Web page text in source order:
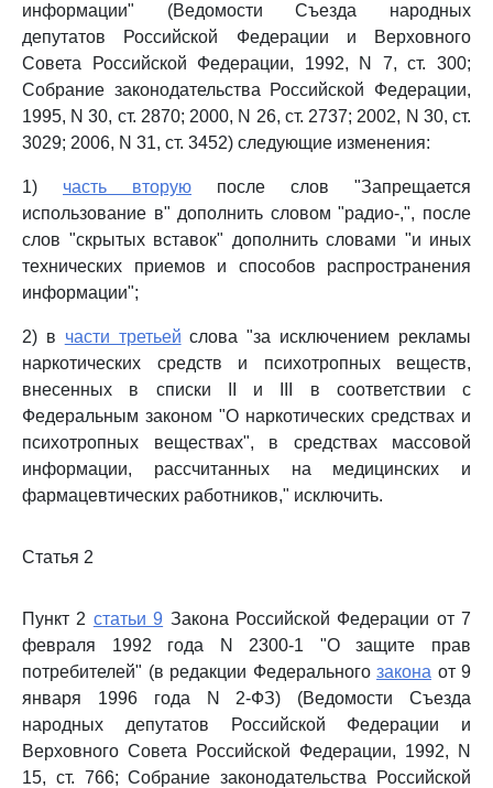
информации" (Ведомости Съезда народных
депутатов Российской Федерации и Верховного
Совета Российской Федерации, 1992, N 7, ст. 300;
Собрание законодательства Российской Федерации,
1995, N 30, ст. 2870; 2000, N 26, ст. 2737; 2002, N 30, ст.
3029; 2006, N 31, ст. 3452) следующие изменения:
1) часть вторую после слов "Запрещается
использование в" дополнить словом "радио-,", после
слов "скрытых вставок" дополнить словами "и иных
технических приемов и способов распространения
информации";
2) в части третьей слова "за исключением рекламы
наркотических средств и психотропных веществ,
внесенных в списки II и III в соответствии с
Федеральным законом "О наркотических средствах и
психотропных веществах", в средствах массовой
информации, рассчитанных на медицинских и
фармацевтических работников," исключить.
Статья 2
Пункт 2 статьи 9 Закона Российской Федерации от 7
февраля 1992 года N 2300-1 "О защите прав
потребителей" (в редакции Федерального закона от 9
января 1996 года N 2-ФЗ) (Ведомости Съезда
народных депутатов Российской Федерации и
Верховного Совета Российской Федерации, 1992, N
15, ст. 766; Собрание законодательства Российской